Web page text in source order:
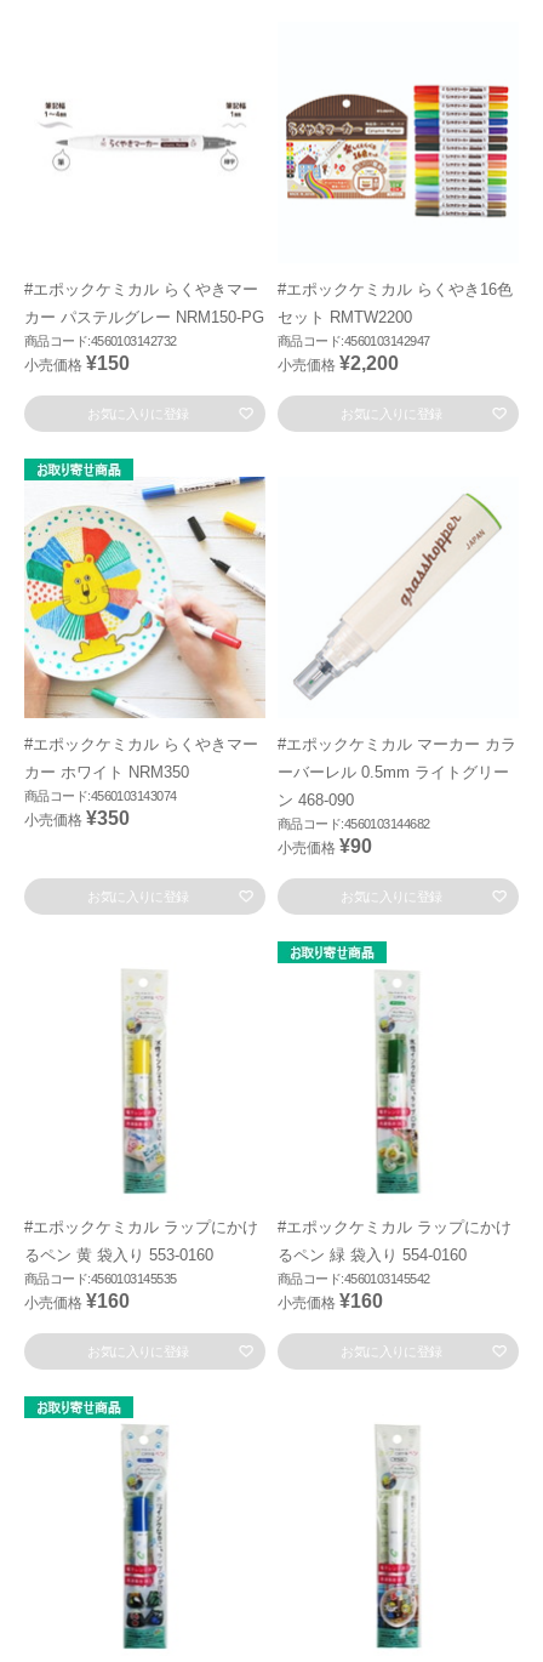
#エポックケミカル らくやきマー
カー パステルグレー NRM150-PG
商品コード:4560103142732
小売価格 ¥150
お気に入りに登録
#エポックケミカル らくやき16色
セット RMTW2200
商品コード:4560103142947
小売価格 ¥2,200
お気に入りに登録
#エポックケミカル らくやきマー
カー ホワイト NRM350
商品コード:4560103143074
小売価格 ¥350
お気に入りに登録
#エポックケミカル マーカー カラ
ーバーレル 0.5mm ライトグリー
ン 468-090
商品コード:4560103144682
小売価格 ¥90
お気に入りに登録
#エポックケミカル ラップにかけ
るペン 黄 袋入り 553-0160
商品コード:4560103145535
小売価格 ¥160
お気に入りに登録
#エポックケミカル ラップにかけ
るペン 緑 袋入り 554-0160
商品コード:4560103145542
小売価格 ¥160
お気に入りに登録